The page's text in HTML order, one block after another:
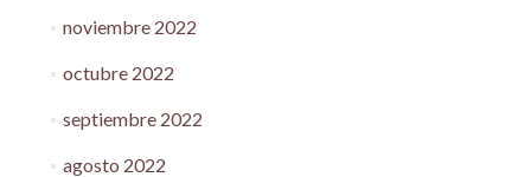
noviembre 2022
octubre 2022
septiembre 2022
agosto 2022